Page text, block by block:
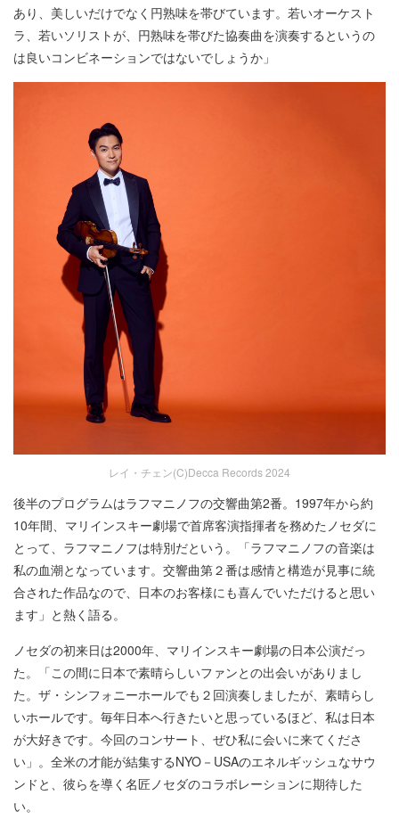
あり、美しいだけでなく円熟味を帯びています。若いオーケスト
ラ、若いソリストが、円熟味を帯びた協奏曲を演奏するというの
は良いコンビネーションではないでしょうか」
レイ・チェン(C)Decca Records 2024
後半のプログラムはラフマニノフの交響曲第2番。1997年から約
10年間、マリインスキー劇場で首席客演指揮者を務めたノセダに
とって、ラフマニノフは特別だという。「ラフマニノフの音楽は
私の血潮となっています。交響曲第２番は感情と構造が見事に統
合された作品なので、日本のお客様にも喜んでいただけると思い
ます」と熱く語る。
ノセダの初来日は2000年、マリインスキー劇場の日本公演だっ
た。「この間に日本で素晴らしいファンとの出会いがありまし
た。ザ・シンフォニーホールでも２回演奏しましたが、素晴らし
いホールです。毎年日本へ行きたいと思っているほど、私は日本
が大好きです。今回のコンサート、ぜひ私に会いに来てくださ
い」。全米の才能が結集するNYO－USAのエネルギッシュなサウ
ンドと、彼らを導く名匠ノセダのコラボレーションに期待した
い。